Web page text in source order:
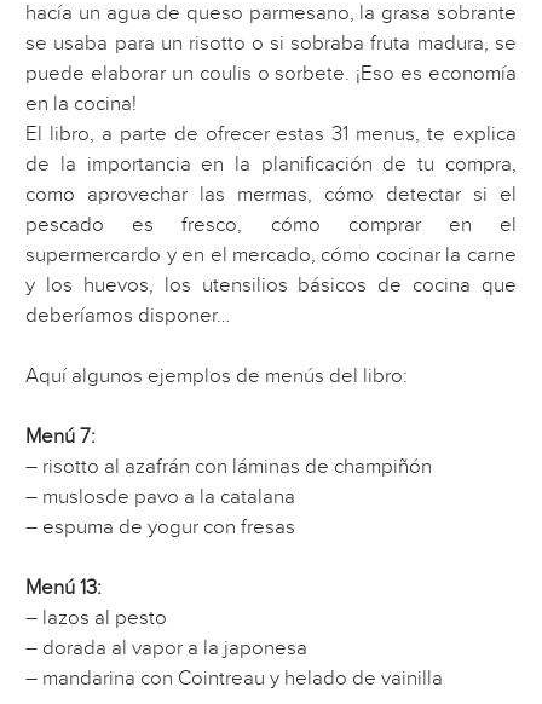
hacía un agua de queso parmesano, la grasa sobrante
se usaba para un risotto o si sobraba fruta madura, se
puede elaborar un coulis o sorbete. ¡Eso es economía
en la cocina!
El libro, a parte de ofrecer estas 31 menus, te explica
de la importancia en la planificación de tu compra,
como aprovechar las mermas, cómo detectar si el
pescado es fresco, cómo comprar en el
supermercardo y en el mercado, cómo cocinar la carne
y los huevos, los utensilios básicos de cocina que
deberíamos disponer…
Aquí algunos ejemplos de menús del libro:
Menú 7:
– risotto al azafrán con láminas de champiñón
– muslosde pavo a la catalana
– espuma de yogur con fresas
Menú 13:
– lazos al pesto
– dorada al vapor a la japonesa
– mandarina con Cointreau y helado de vainilla